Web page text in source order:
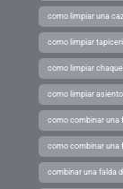
como limpiar una
como limpiar
como limpiar
como limpiar
como combinar una
como combinar una
combinar una falda